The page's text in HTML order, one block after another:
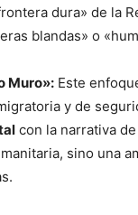
dura» de la
blandas» o
Muro»: Este
y de
con la narrativa
sino una